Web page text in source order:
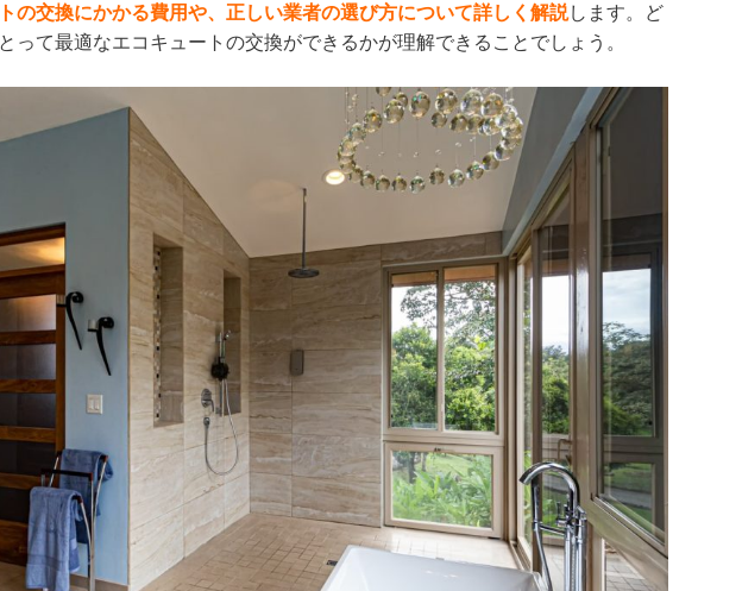
の交換にかかる費用や、正しい業者の選び方について詳しく解説します。ど
って最適なエコキュートの交換ができるかが理解できることでしょう。